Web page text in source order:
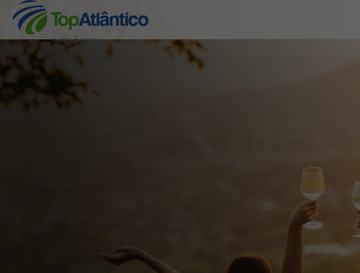
Hotéis Baratos
Destinos
Pacotes de Férias